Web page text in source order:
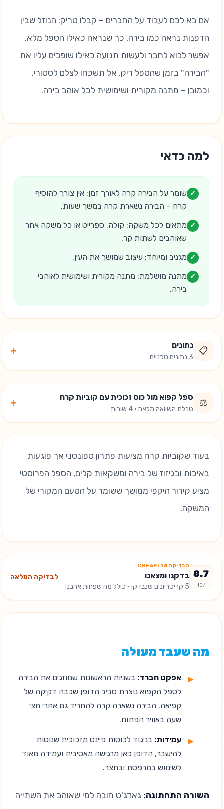
אם בא לכם לעבוד על החברים – קבלו טריק: הנוזל שבין
הדפנות נראה כמו בירה, כך שנראה כאילו הספל מלא.
אפשר לבוא לחבר ולעשות תנועה כאילו שופכים עליו את
"הבירה" בזמן שהספל ריק. אל תשכחו לצלם לסטורי.
וכמובן – מתנה מקורית ושימושית לכל אוהב בירה.
למה כדאי
✓ שומר על הבירה קרה לאורך זמן: אין צורך להוסיף
קרח – הבירה נשארת קרה במשך שעות.
✓ מתאים לכל משקה: קולה, ספרייט או כל משקה אחר
שאוהבים לשתות קר.
✓ מגניב ומיוחד: עיצוב שמושך את העין.
✓ מתנה מושלמת: מתנה מקורית ושימושית לאוהבי
בירה.
📋
נתונים
3 נתונים טכניים
+
⚖️
ספל קפוא מול כוס זכוכית עם קוביות קרח
טבלת השוואה מלאה · 4 שורות
+
בעוד שקוביות קרח מציעות פתרון ספונטני אך פוגעות
באיכות ובגיזוז של בירה ומשקאות קלים, הספל הפרוסטי
מציע קירור היקפי ממושך ששומר על הטעם המקורי של
המשקה.
8.7
/10
הבדיקה של CHEAPI
בדקנו ומצאנו
5 קריטריונים שנבדקו · כולל מה שפחות אהבנו
לבדיקה המלאה
מה שעבד מעולה
אפקט הברד: בשניות הראשונות שמוזגים את הבירה
לספל הקפוא נוצרת סביב הדופן שכבה דקיקה של
קפיאה. הבירה נשארה קרה להחריד גם אחרי חצי
שעה באוויר הפתוח.
עמידות: בניגוד לכוסות פיינט מזכוכית שנוטות
להישבר, הדופן כאן מרגישה מאסיבית ועמידה מאוד
לשימוש במרפסת ובחצר.
השורה התחתונה: גאדג'ט חובה למי שאוהב את השתייה